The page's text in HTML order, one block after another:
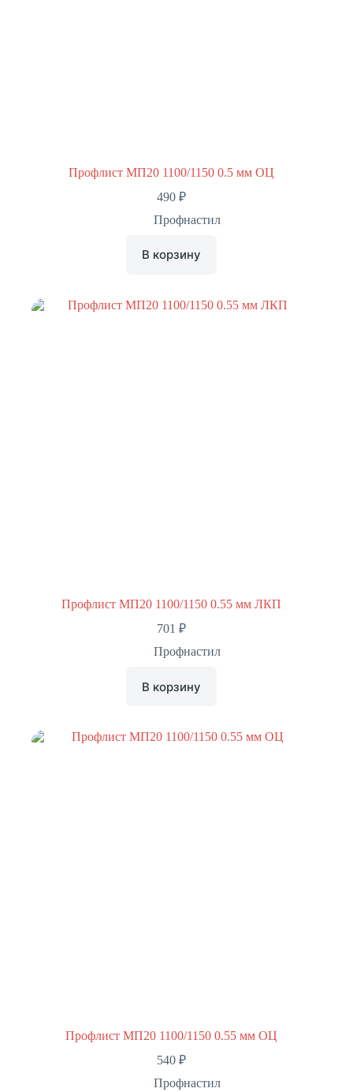
Профлист МП20 1100/1150 0.5 мм ОЦ
490 ₽
Профнастил
В корзину
Профлист МП20 1100/1150 0.55 мм ЛКП
701 ₽
Профнастил
В корзину
Профлист МП20 1100/1150 0.55 мм ОЦ
540 ₽
Профнастил